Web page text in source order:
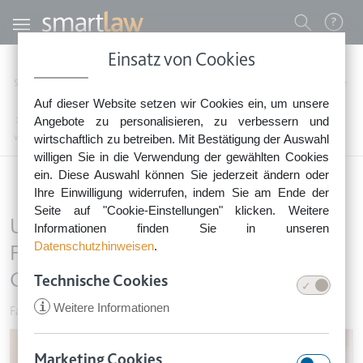
Einsatz von Cookies
Auf dieser Website setzen wir Cookies ein, um unsere
Angebote zu personalisieren, zu verbessern und
wirtschaftlich zu betreiben. Mit Bestätigung der Auswahl
willigen Sie in die Verwendung der gewählten Cookies
ein. Diese Auswahl können Sie jederzeit ändern oder
Ihre Einwilligung widerrufen, indem Sie am Ende der
Seite auf "Cookie-Einstellungen" klicken. Weitere
Informationen finden Sie in unseren
Datenschutzhinweisen.
Technische Cookies
i Weitere Informationen
Direkt zum Inhalt
0800 - 268 4 268 (kostenfrei)
Sie erreichen unser Service-Team:
Montag bis Freitag: 8-18 Uhr
Keine Rechtsberatung.
Benutzermenü
Startseite Familie & Vorsorge
Umgangsrecht: Bei zerrütteten Familienverhältnissen bleiben Großeltern außen
vor
Umgangsrecht: Bei zerrütteten
Familienverhältnissen bleiben
Großeltern außen vor
Familie & Vorsorge • 6. Oktober 2021
Image